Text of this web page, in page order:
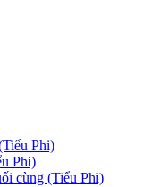
Phi)
Phi)
cùng (Tiểu Phi)